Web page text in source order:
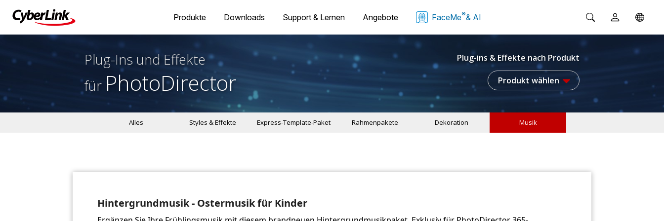
Produkte Downloads Support & Lernen Angebote FaceMe®& AI
Plug-Ins und Effekte
für PhotoDirector
Plug-ins & Effekte nach Produkt
Produkt wählen
Alles Styles & Effekte Express-Template-Paket Rahmenpakete Dekoration Musik
Hintergrundmusik - Ostermusik für Kinder